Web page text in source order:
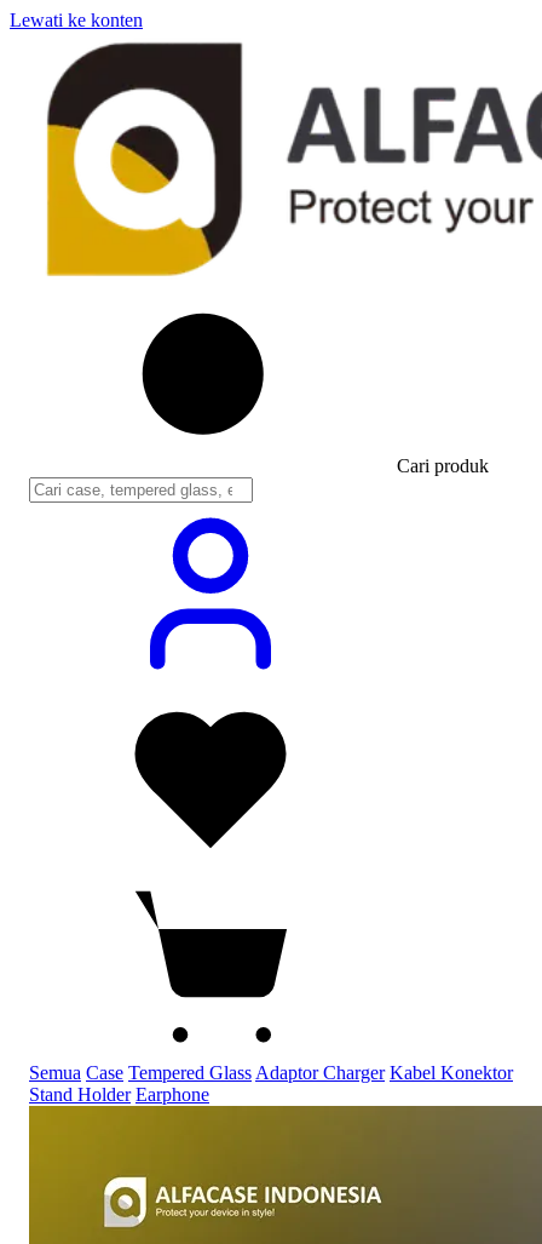
Lewati ke konten
Cari produk
Semua Case Tempered Glass Adaptor Charger Kabel Konektor
Stand Holder Earphone